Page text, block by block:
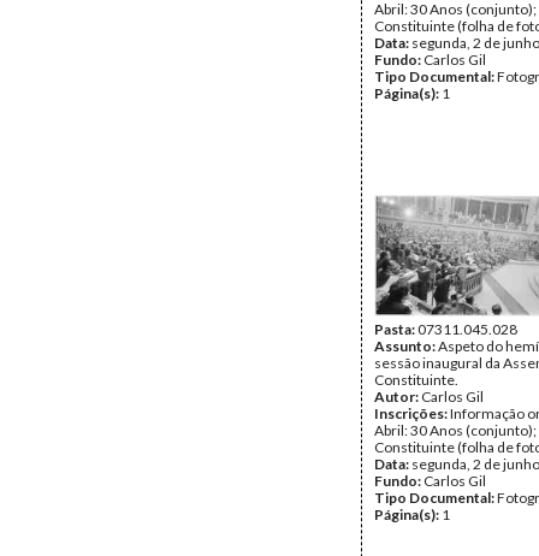
Abril: 30 Anos
Constituinte (folha de
Data: segunda, 2 de
Fundo: Carlos Gil
Tipo Documental:
Página(s): 1
Pasta:07311.045.028
Assunto:Aspeto do
sessão inaugural da
Constituinte.
Autor: Carlos Gil
Inscrições:Informação
Abril: 30 Anos
Constituinte (folha de
Data: segunda, 2 de
Fundo: Carlos Gil
Tipo Documental:
Página(s): 1